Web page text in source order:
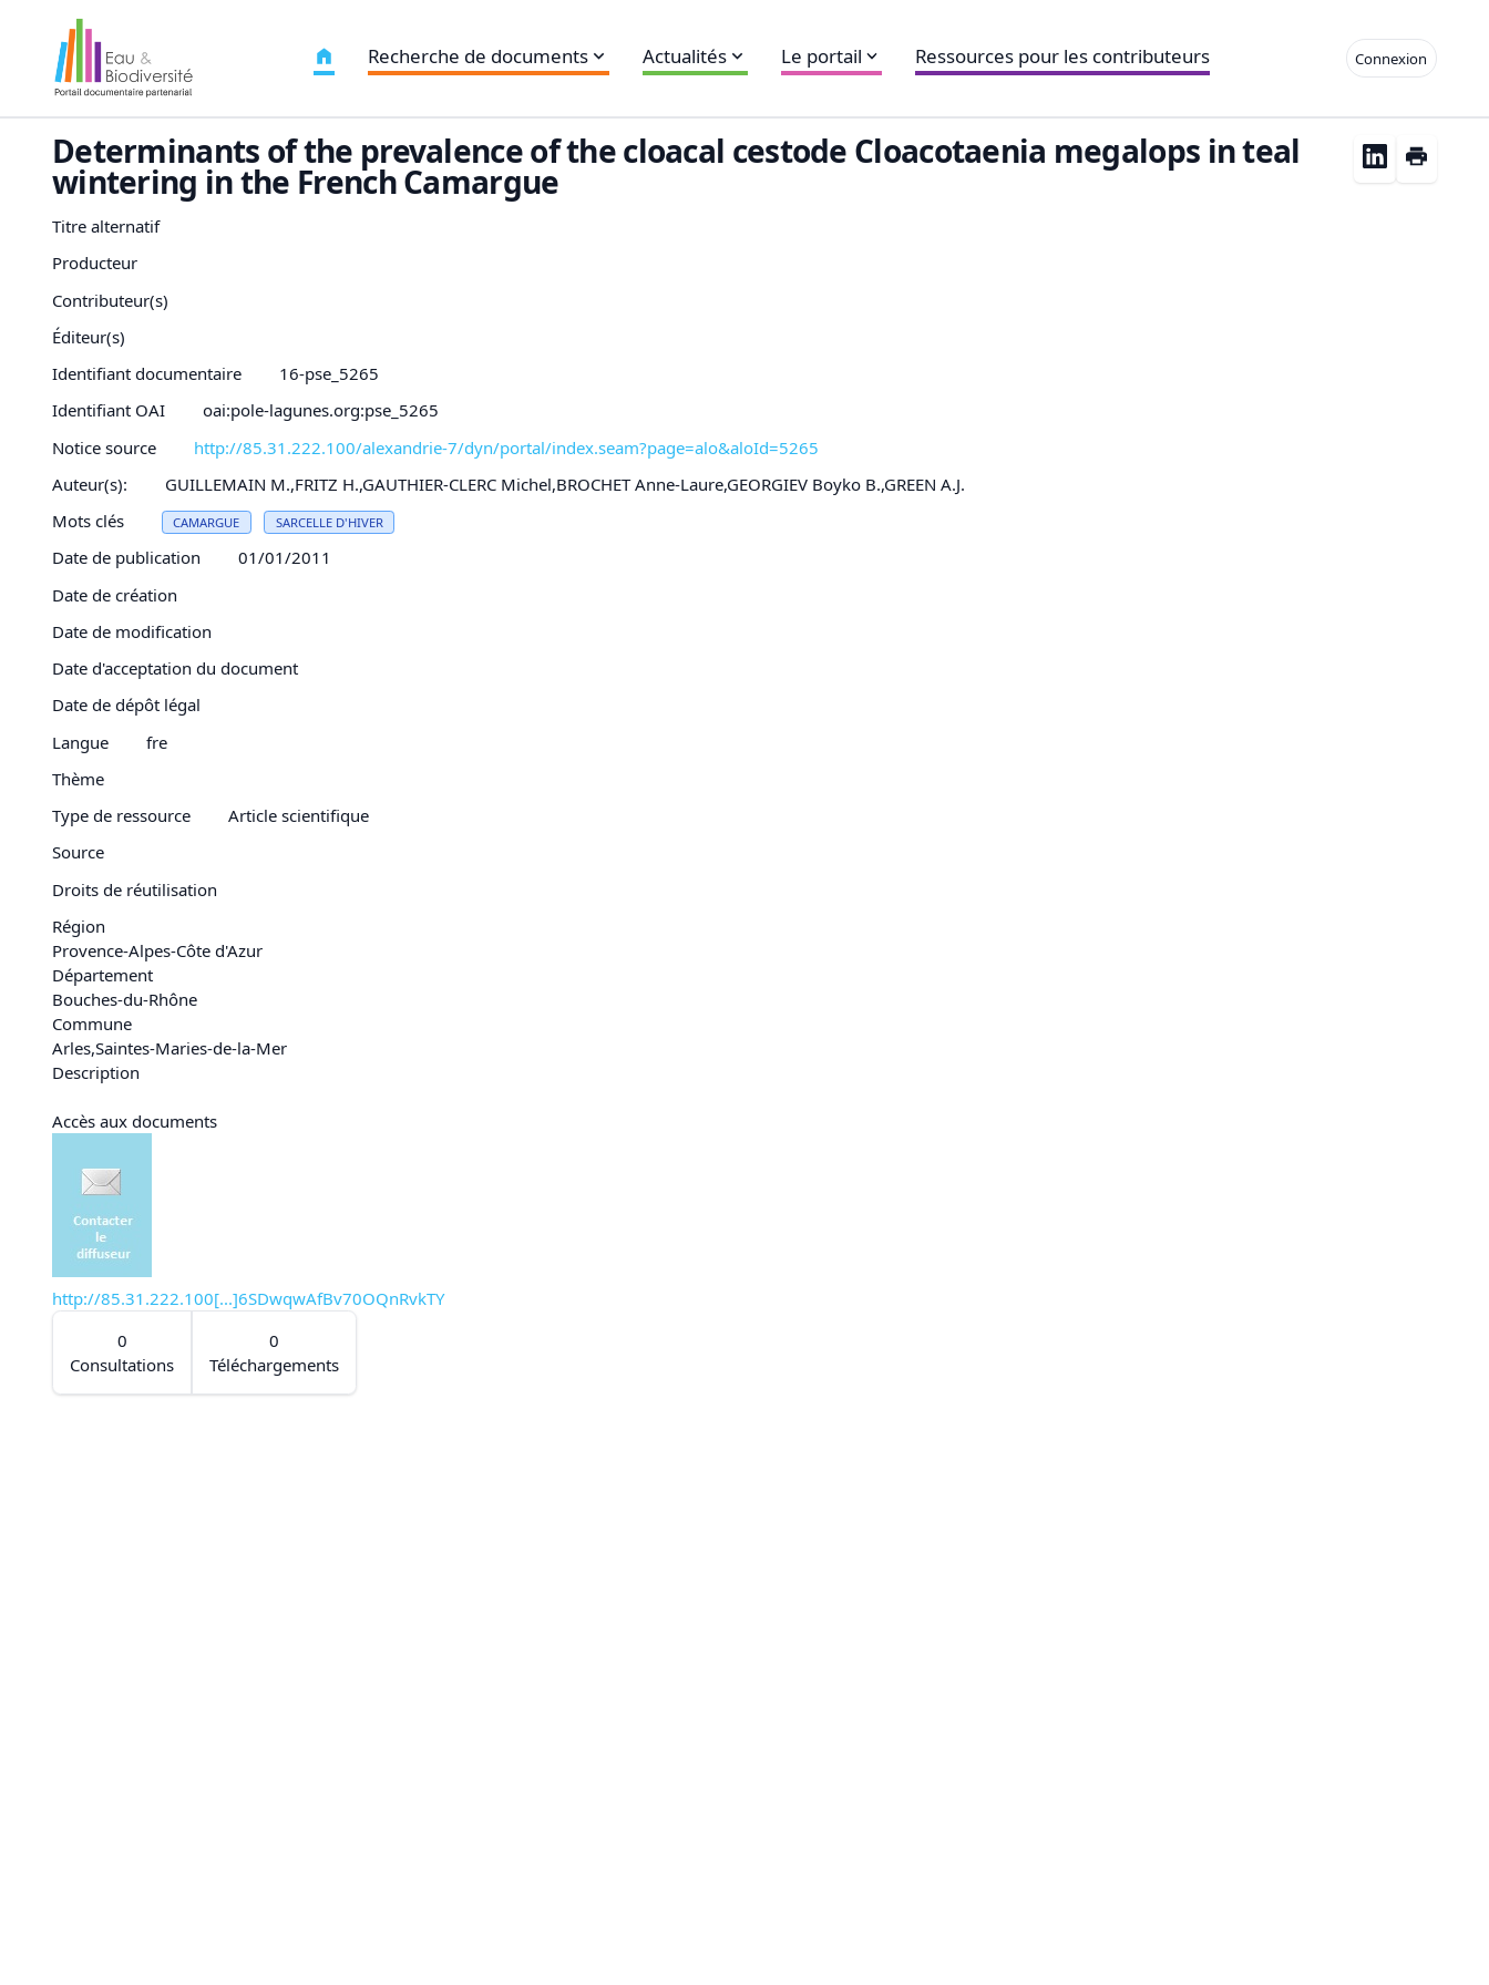
Connexion
Recherche de documents Actualités Le portail Ressources pour les contributeurs
Determinants of the prevalence of the cloacal cestode Cloacotaenia megalops in teal
wintering in the French Camargue
Titre alternatif
Producteur
Contributeur(s)
Éditeur(s)
Identifiant documentaire
16-pse_5265
Identifiant OAI
oai:pole-lagunes.org:pse_5265
Notice source
http://85.31.222.100/alexandrie-7/dyn/portal/index.seam?page=alo&aloId=5265
Auteur(s):
GUILLEMAIN M.,FRITZ H.,GAUTHIER-CLERC Michel,BROCHET Anne-Laure,GEORGIEV Boyko B.,GREEN A.J.
Mots clés
CAMARGUE SARCELLE D'HIVER
Date de publication
01/01/2011
Date de création
Date de modification
Date d'acceptation du document
Date de dépôt légal
Langue
fre
Thème
Type de ressource
Article scientifique
Source
Droits de réutilisation
Région
Provence-Alpes-Côte d'Azur
Département
Bouches-du-Rhône
Commune
Arles,Saintes-Maries-de-la-Mer
Description
Accès aux documents
http://85.31.222.100[...]6SDwqwAfBv70OQnRvkTY
0
Consultations
0
Téléchargements